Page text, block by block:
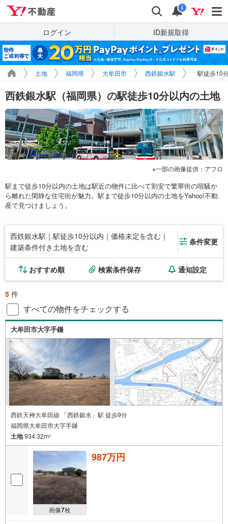
検索 通知
i
ログイン ID新規取得
土地 福岡県 大牟田市 西鉄銀水駅 駅徒歩10
西鉄銀水駅（福岡県）の駅徒歩10分以内の土地
一部の画像提供：アフロ
駅まで徒歩10分以内の土地は駅近の物件に比べて割安で繁華街の喧騒か
ら離れた閑静な住宅街が魅力。駅まで徒歩10分以内の土地をYahoo!不動
産で見つけましょう。
西鉄銀水駅｜駅徒歩10分以内｜価格未定を含む｜
建築条件付き土地を含む
条件変更
おすすめ順 検索条件保存 通知設定
5 件
すべての物件をチェックする
大牟田市大字手鎌
西鉄天神大牟田線 「西鉄銀水」駅 徒歩9分
福岡県大牟田市大字手鎌
土地934.32m2
画像7枚
987万円